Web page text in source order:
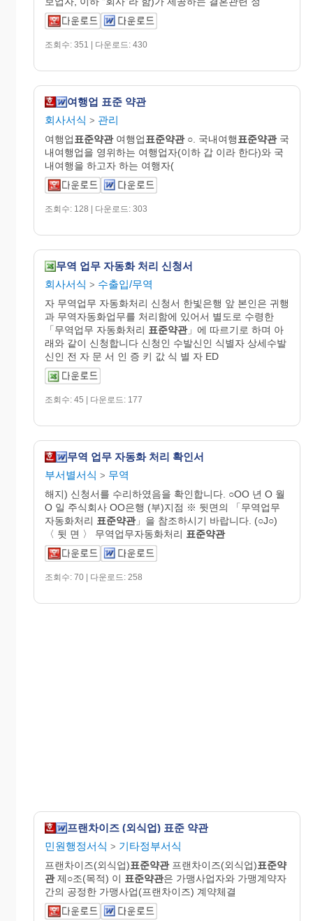
조회수: 351 | 다운로드: 430
여행업 표준 약관
회사서식 > 관리
여행업 표준약관여행업 표준약관○. 국내여행 표준약관국
내여행업을 영위하는 여행업자(이하 갑 이라 한다)와 국
내여행을 하고자 하는 여행자(
조회수: 128 | 다운로드: 303
무역 업무 자동화 처리 신청서
회사서식 > 수출입/무역
자 무역업무 자동화처리 신청서 한빛은행 앞 본인은 귀행
과 무역자동화업무를 처리함에 있어서 별도로 수령한
「무역업무 자동화처리 표준약관」에 따르기로 하며 아
래와 같이 신청합니다 신청인 수발신인 식별자 상세수발
신인 전 자 문 서 인 증 키 값 식 별 자 ED
조회수: 45 | 다운로드: 177
무역 업무 자동화 처리 확인서
부서별서식 > 무역
해지) 신청서를 수리하였음을 확인합니다. ○OO 년 O 월
O 일 주식회사 OO은행 (부)지점 ※ 뒷면의 「무역업무
자동화처리 표준약관」을 참조하시기 바랍니다. (○J○)
〈 뒷 면 〉 무역업무자동화처리 표준약관
조회수: 70 | 다운로드: 258
프랜차이즈 (외식업) 표준 약관
민원행정서식 > 기타정부서식
프랜차이즈(외식업)표준약관프랜차이즈(외식업)표준약
관제○조(목적) 이 표준약관은 가맹사업자와 가맹계약자
간의 공정한 가맹사업(프랜차이즈) 계약체결